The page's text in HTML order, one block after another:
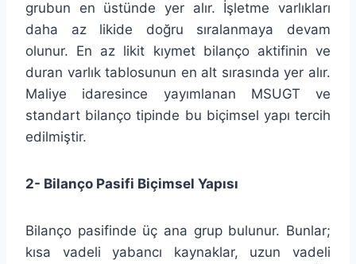
grubun en üstünde yer alır. İşletme varlıkları
daha az likide doğru sıralanmaya devam
olunur. En az likit kıymet bilanço aktifinin ve
duran varlık tablosunun en alt sırasında yer alır.
Maliye idaresince yayımlanan MSUGT ve
standart bilanço tipinde bu biçimsel yapı tercih
edilmiştir.
2- Bilanço Pasifi Biçimsel Yapısı
Bilanço pasifinde üç ana grup bulunur. Bunlar;
kısa vadeli yabancı kaynaklar, uzun vadeli